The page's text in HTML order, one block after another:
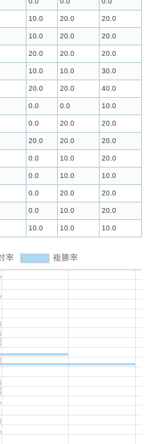
10.0 20.0 20.0
10.0 20.0 20.0
20.0 20.0 20.0
10.0 10.0 30.0
20.0 20.0 40.0
0.0 0.0 10.0
0.0 20.0 20.0
20.0 20.0 20.0
0.0 10.0 20.0
0.0 10.0 10.0
0.0 20.0 20.0
0.0 10.0 20.0
10.0 10.0 10.0